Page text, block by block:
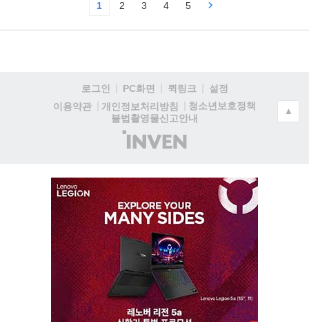
1 2 3 4 5
로그인 PC화면 퀵링크
설정
이용약관
개인정보처리방침
청소년보호정책
불법촬영물신고안내
(주)
인
▲